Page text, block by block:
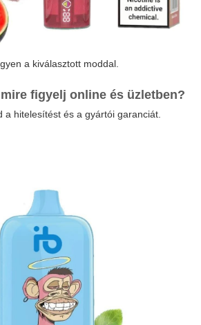
a kiválasztott moddal.
figyelj online és üzletben?
a hitelesítést és a gyártói garanciát.